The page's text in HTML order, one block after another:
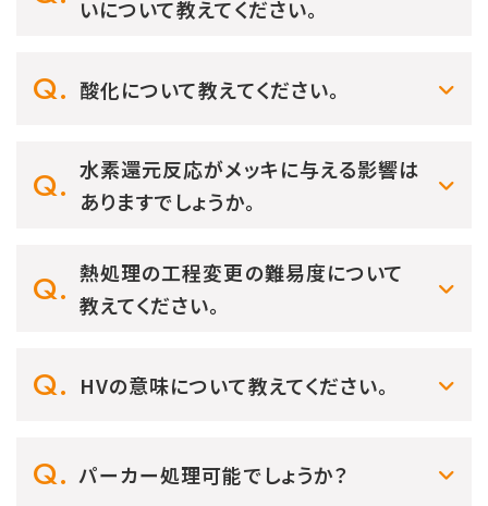
いについて教えてください。
酸化について教えてください。
水素還元反応がメッキに与える影響は
ありますでしょうか。
熱処理の工程変更の難易度について
教えてください。
HVの意味について教えてください。
パーカー処理可能でしょうか？